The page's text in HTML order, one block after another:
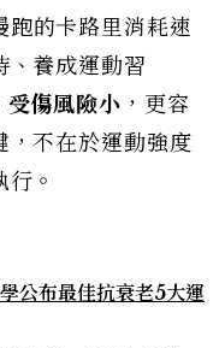
跑的卡路里消耗速
、養成運動習
受傷風險小 ，更容
，不在於運動強度
。
公布最佳抗衰老5大運